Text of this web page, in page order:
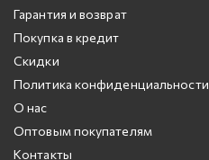
Гарантия и возврат
Покупка в кредит
Скидки
Политика конфиденциальности
О нас
Оптовым покупателям
Контакты